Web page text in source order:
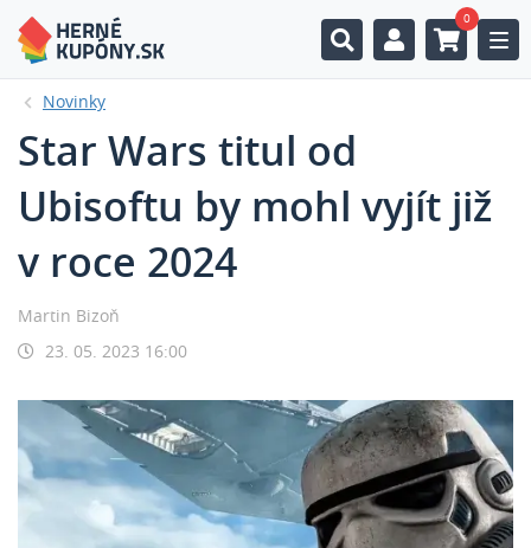
0
Novinky
Star Wars titul od
Ubisoftu by mohl vyjít již
v roce 2024
Martin Bizoň
23. 05. 2023 16:00